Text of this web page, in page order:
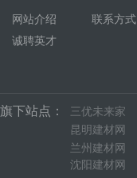
网站介绍
联系方式
诚聘英才
旗下站点： 三优未来家
昆明建材网
兰州建材网
沈阳建材网